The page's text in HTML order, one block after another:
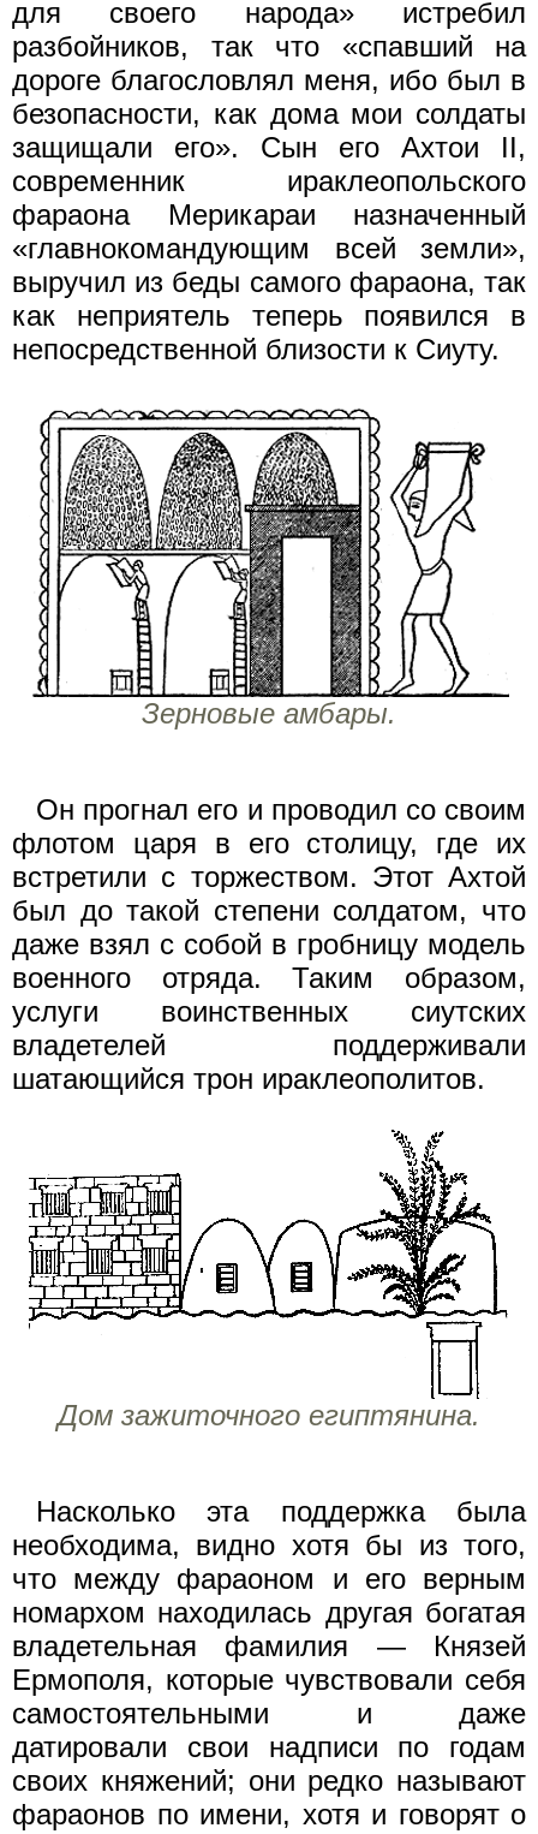
для своего народа» истребил
разбойников, так что «спавший на
дороге благословлял меня, ибо был в
безопасности, как дома мои солдаты
защищали его». Сын его Ахтои II,
современник ираклеопольского
фараона Мерикараи назначенный
«главнокомандующим всей земли»,
выручил из беды самого фараона, так
как неприятель теперь появился в
непосредственной близости к Сиуту.
Зерновые амбары.
Он прогнал его и проводил со своим
флотом царя в его столицу, где их
встретили с торжеством. Этот Ахтой
был до такой степени солдатом, что
даже взял с собой в гробницу модель
военного отряда. Таким образом,
услуги воинственных сиутских
владетелей поддерживали
шатающийся трон ираклеополитов.
Дом зажиточного египтянина.
Насколько эта поддержка была
необходима, видно хотя бы из того,
что между фараоном и его верным
номархом находилась другая богатая
владетельная фамилия — Князей
Ермополя, которые чувствовали себя
самостоятельными и даже
датировали свои надписи по годам
своих княжений; они редко называют
фараонов по имени, хотя и говорят о